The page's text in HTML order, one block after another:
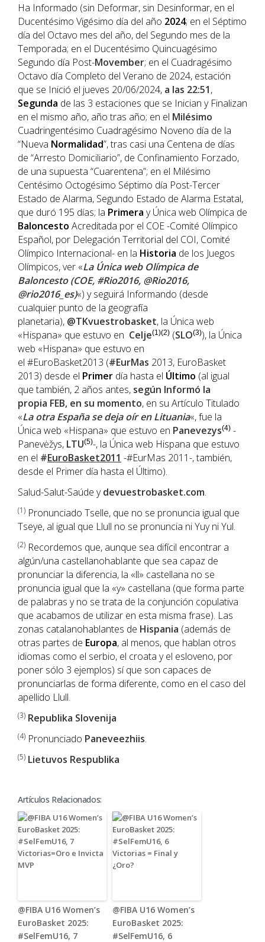
Ha Informado (sin Deformar, sin Desinformar, en el
Ducentésimo Vigésimo día del año 2024; en el Séptimo
día del Octavo mes del año, del Segundo mes de la
Temporada; en el Ducentésimo Quincuagésimo
Segundo día Post-Movember; en el Cuadragésimo
Octavo día Completo del Verano de 2024, estación
que se Inició el jueves 20/06/2024, a las 22:51,
Segunda de las 3 estaciones que se Inician y Finalizan
en el mismo año, año tras año; en el Milésimo
Cuadringentésimo Cuadragésimo Noveno día de la
“Nueva Normalidad”, tras casi una Centena de días
de “Arresto Domiciliario”, de Confinamiento Forzado,
de una supuesta “Cuarentena”; en el Milésimo
Centésimo Octogésimo Séptimo día Post-Tercer
Estado de Alarma, Segundo Estado de Alarma Estatal,
que duró 195 días; la Primera y Única web Olímpica de
Baloncesto Acreditada por el COE -Comité Olímpico
Español, por Delegación Territorial del COI, Comité
Olímpico Internacional- en la Historia de los Juegos
Olímpicos, ver «La Única web Olímpica de
Baloncesto (COE, #Rio2016, @Rio2016,
@rio2016_es)«) y seguirá Informando (desde
cualquier punto de la geografía
planetaria), @TKvuestrobasket, la Única web
«Hispana» que estuvo en Celje(1)(2) (SLO(3)), la Única
web «Hispana» que estuvo en
el #EuroBasket2013 (#EurMas 2013, EuroBasket
2013) desde el Primer día hasta el Último (al igual
que también, 2 años antes, según Informó la
propia FEB, en su momento, en su Artículo Titulado
«La otra España se deja oír en Lituania«, fue la
Única web «Hispana» que estuvo en Panevezys(4) -
Panevėžys, LTU(5)-, la Única web Hispana que estuvo
en el #EuroBasket2011 -#EurMas 2011-, también,
desde el Primer día hasta el Último).
Salud-Salut-Saúde ydevuestrobasket.com.
(1) Pronunciado Tselle, que no se pronuncia igual que
Tseye, al igual que Llull no se pronuncia ni Yuy ni Yul.
(2) Recordemos que, aunque sea difícil encontrar a
algún/una castellanohablante que sea capaz de
pronunciar la diferencia, la «ll» castellana no se
pronuncia igual que la «y» castellana (que forma parte
de palabras y no se trata de la conjunción copulativa
que acabamos de utilizar en esta misma frase). Las
zonas catalanohablantes de Hispania (además de
otras partes de Europa, al menos, que hablan otros
idiomas como el serbio, el croata y el esloveno, por
poner sólo 3 ejemplos) sí que son capaces de
pronunciarlas de forma diferente, como en el caso del
apellido Llull.
(3) Republika Slovenija
(4) Pronunciado Paneveezhiis.
(5) Lietuvos Respublika
Artículos Relacionados:
@FIBA U16 Women’s
EuroBasket 2025:
#SelFemU16, 7
@FIBA U16 Women’s
EuroBasket 2025:
#SelFemU16, 6